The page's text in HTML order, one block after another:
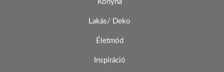
Konyha
Lakás/ Deko
Életmód
Inspiráció